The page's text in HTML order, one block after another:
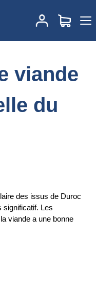
viande identique à celle du
viande
du
des issus de Duroc
significatif. Les
viande a une bonne